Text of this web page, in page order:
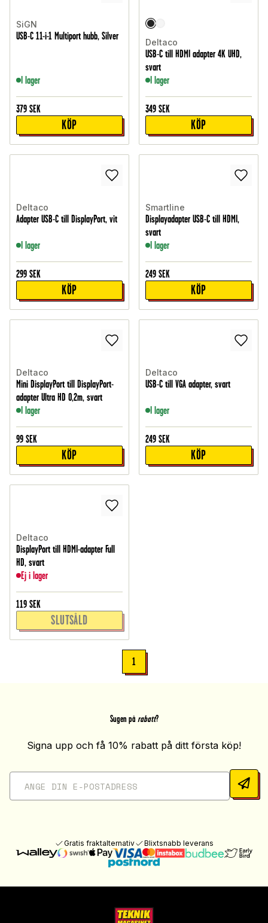
SiGN
USB-C 11-i-1 Multiport hubb, Silver
I lager
379 SEK
KÖP
Deltaco
USB-C till HDMI adapter 4K UHD,
svart
I lager
349 SEK
KÖP
Deltaco
Adapter USB-C till DisplayPort, vit
I lager
299 SEK
KÖP
Smartline
Displayadapter USB-C till HDMI,
svart
I lager
249 SEK
KÖP
Deltaco
Mini DisplayPort till DisplayPort-
adapter Ultra HD 0,2m, svart
I lager
99 SEK
KÖP
Deltaco
USB-C till VGA adapter, svart
I lager
249 SEK
KÖP
Deltaco
DisplayPort till HDMI-adapter Full
HD, svart
Ej i lager
119 SEK
SLUTSÅLD
1
Sugen på rabatt?
Signa upp och få 10% rabatt på ditt första köp!
Gratis fraktalternativ Blixtsnabb leverans